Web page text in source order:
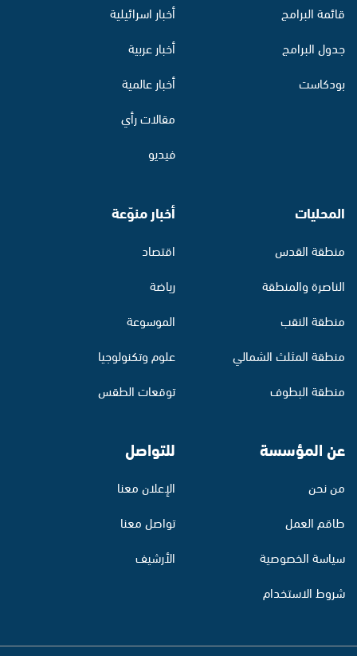
قائمة البرامج
جدول البرامج
بودكاست
أخبار اسرائيلية
أخبار عربية
أخبار عالمية
مقالات رأي
فيديو
المحليات
منطقة القدس
الناصرة والمنطقة
منطقة النقب
منطقة المثلث الشمالي
منطقة البطوف
أخبار منوّعة
اقتصاد
رياضة
الموسوعة
علوم وتكنولوجيا
توقعات الطقس
عن المؤسسة
من نحن
طاقم العمل
سياسة الخصوصية
شروط الاستخدام
للتواصل
الإعلان معنا
تواصل معنا
الأرشيف